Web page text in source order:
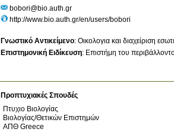
bobori@bio.auth.gr
http://www.bio.auth.gr/en/users/bobori
Γνωστικό Αντικείμενο: Οικολογια και διαχείριση
Επιστημονική Ειδίκευση: Επιστήμη του
Προπτυχιακές Σπουδές
Πτυχιο Βιολογίας
Βιολογίας/Θετικών Επιστημών
ΑΠΘ Greece